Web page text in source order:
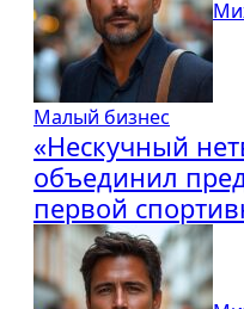
Малый бизнес
«Нескучный
объединил
первой